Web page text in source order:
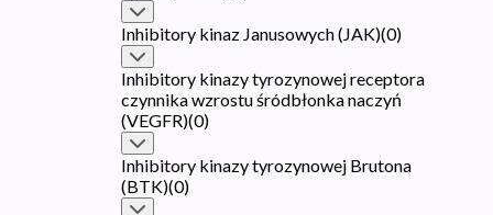
Inhibitory kinaz Janusowych (JAK)(0)
Inhibitory kinazy tyrozynowej receptora
czynnika wzrostu śródbłonka naczyń
(VEGFR)(0)
Inhibitory kinazy tyrozynowej Brutona
(BTK)(0)